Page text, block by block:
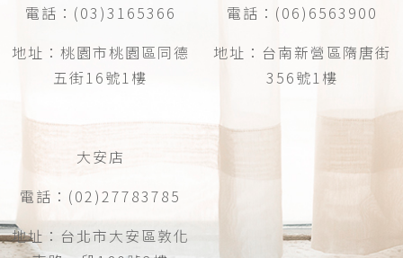
電話：(03)3165366
地址：桃園市桃園區同德
五街16號1樓
電話：(06)6563900
地址：台南新營區隋唐街
356號1樓
大安店
電話：(02)27783785
地址：台北市大安區敦化